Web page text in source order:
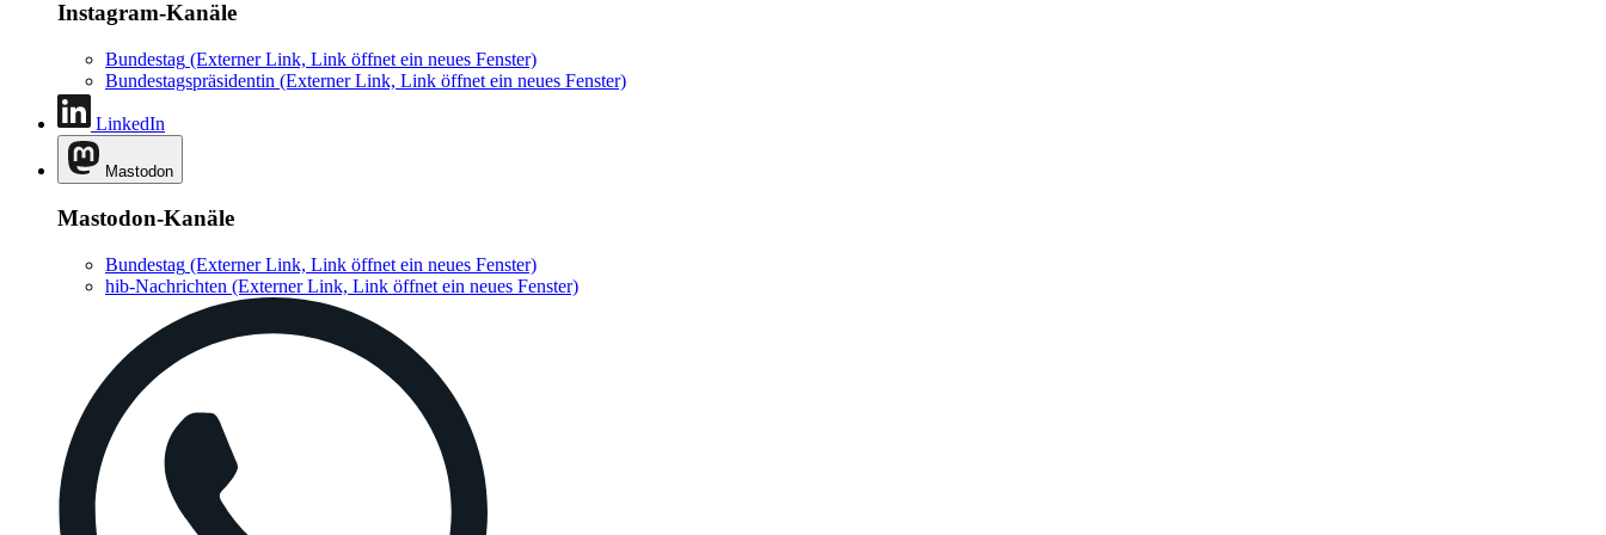
Instagram-Kanäle
Bundestag (Externer Link, Link öffnet ein neues Fenster)
Bundestagspräsidentin (Externer Link, Link öffnet ein neues Fenster)
LinkedIn
Mastodon
Mastodon-Kanäle
Bundestag (Externer Link, Link öffnet ein neues Fenster)
hib-Nachrichten (Externer Link, Link öffnet ein neues Fenster)